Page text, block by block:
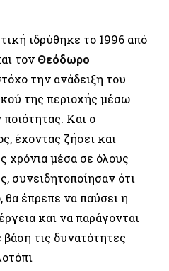
ιδρύθηκε το 1996 από
τον Θεόδωρο
την ανάδειξη του
της περιοχής μέσω
Και ο
έχοντας ζήσει και
χρόνια μέσα σε όλους
συνειδητοποίησαν ότι
θα έπρεπε να παύσει η
και να παράγονται
τις δυνατότητες